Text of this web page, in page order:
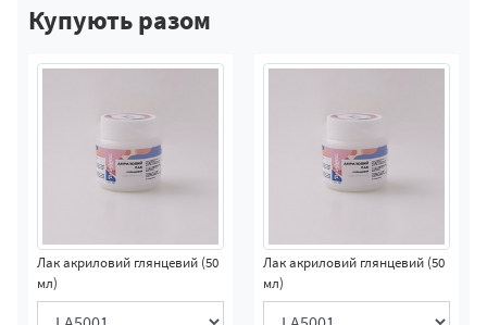
Купують разом
Лак акриловий глянцевий (50
мл)
Лак акриловий глянцевий (50
мл)